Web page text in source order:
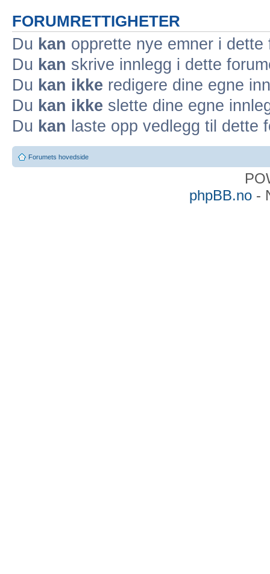
FORUMRETTIGHETER
Du kan opprette nye emner i dette
Du kan skrive innlegg i dette
Du kan ikke redigere dine egne
Du kan ikke slette dine egne
Du kan laste opp vedlegg til dette
Forumets hovedside
phpBB.no-